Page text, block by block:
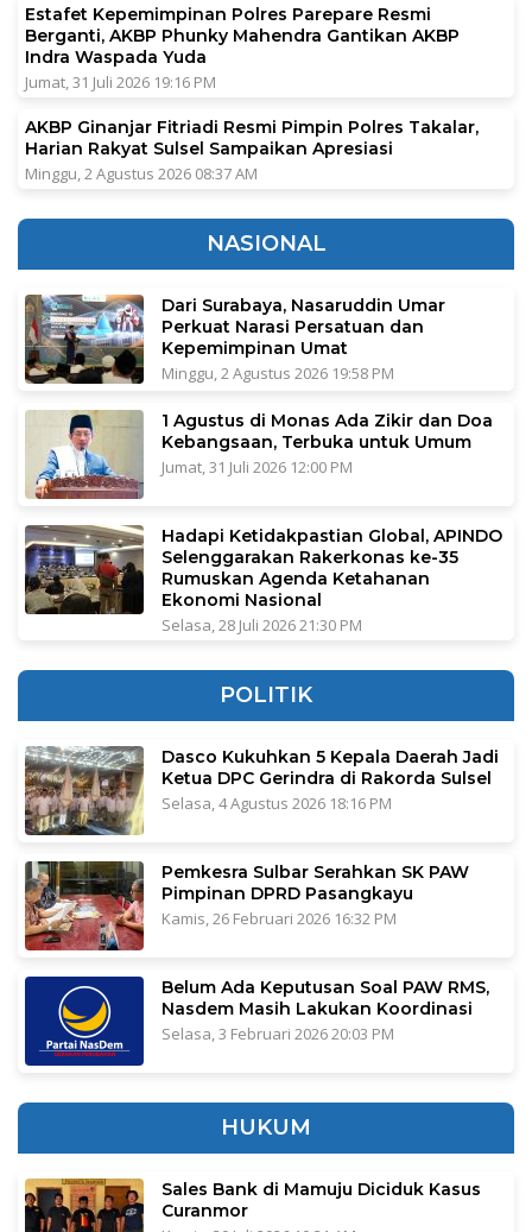
Estafet Kepemimpinan Polres Parepare Resmi
Berganti, AKBP Phunky Mahendra Gantikan AKBP
Indra Waspada Yuda
Jumat, 31 Juli 2026 19:16 PM
AKBP Ginanjar Fitriadi Resmi Pimpin Polres Takalar,
Harian Rakyat Sulsel Sampaikan Apresiasi
Minggu, 2 Agustus 2026 08:37 AM
NASIONAL
Dari Surabaya, Nasaruddin Umar
Perkuat Narasi Persatuan dan
Kepemimpinan Umat
Minggu, 2 Agustus 2026 19:58 PM
1 Agustus di Monas Ada Zikir dan Doa
Kebangsaan, Terbuka untuk Umum
Jumat, 31 Juli 2026 12:00 PM
Hadapi Ketidakpastian Global, APINDO
Selenggarakan Rakerkonas ke-35
Rumuskan Agenda Ketahanan
Ekonomi Nasional
Selasa, 28 Juli 2026 21:30 PM
POLITIK
Dasco Kukuhkan 5 Kepala Daerah Jadi
Ketua DPC Gerindra di Rakorda Sulsel
Selasa, 4 Agustus 2026 18:16 PM
Pemkesra Sulbar Serahkan SK PAW
Pimpinan DPRD Pasangkayu
Kamis, 26 Februari 2026 16:32 PM
Belum Ada Keputusan Soal PAW RMS,
Nasdem Masih Lakukan Koordinasi
Selasa, 3 Februari 2026 20:03 PM
HUKUM
Sales Bank di Mamuju Diciduk Kasus
Curanmor